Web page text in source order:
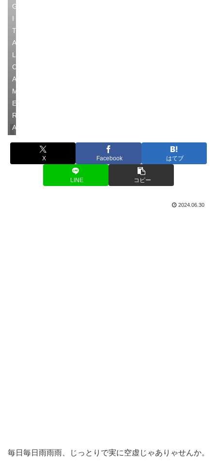
釣行記
G
I
T
A
L
C
A
M
E
R
A
X Facebook はてブ
LINE コピー
2024.06.30
毎日毎日雨雨雨、じっとりで実に空虚じゃありゃせんか。